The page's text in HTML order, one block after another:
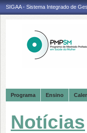
SIGAA - Sistema Integrado de
Programa Ensino
Notícias